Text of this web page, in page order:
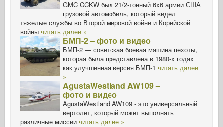
GMC CCKW был 21/2-тонный 6x6 армии США
грузовой автомобиль, который видел
тяжелые службы во Второй мировой войне и Корейской
войны читать далее »
БМП-2 – фото и видео
БМП-2 — советская боевая машина пехоты,
которая была представлена в 1980-х годах
как улучшенная версия БМП-1 читать далее
»
AgustaWestland AW109 –
фото и видео
AgustaWestland AW109 - это универсальный
вертолет, который может выполнять
различные миссии читать далее »